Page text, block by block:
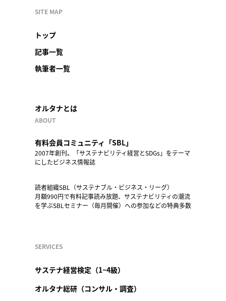
SITE MAP
トップ
記事一覧
執筆者一覧
オルタナとは
ABOUT
有料会員コミュニティ「SBL」
2007年創刊。「サステナビリティ経営とSDGs」をテーマ
にしたビジネス情報誌
読者組織SBL（サステナブル・ビジネス・リーグ）
月額990円で有料記事読み放題、サステナビリティの潮流
を学ぶSBLセミナー（毎月開催）への参加などの特典多数
SERVICES
サステナ経営検定（1~4級）
オルタナ総研（コンサル・調査）